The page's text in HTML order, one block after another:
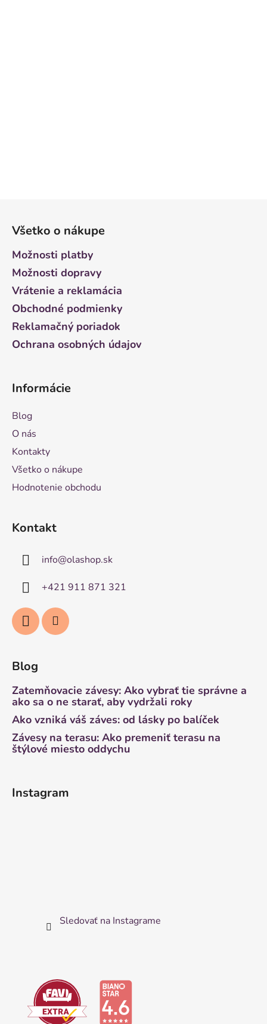
Všetko o nákupe
Možnosti platby
Možnosti dopravy
Vrátenie a reklamácia
Obchodné podmienky
Reklamačný poriadok
Ochrana osobných údajov
Informácie
Blog
O nás
Kontakty
Všetko o nákupe
Hodnotenie obchodu
Kontakt
info@olashop.sk
+421 911 871 321
Blog
Zatemňovacie závesy: Ako vybrať tie správne a
ako sa o ne starať, aby vydržali roky
Ako vzniká váš záves: od lásky po balíček
Závesy na terasu: Ako premeniť terasu na
štýlové miesto oddychu
Instagram
Sledovať na Instagrame